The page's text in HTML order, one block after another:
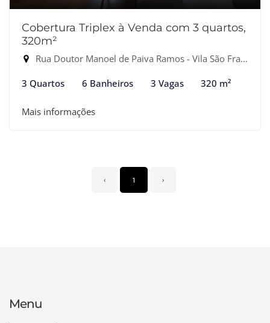
Cobertura Triplex à Venda com 3 quartos,
320m²
Rua Doutor Manoel de Paiva Ramos - Vila São Francisco, São Paulo-SP
3 Quartos 6 Banheiros 3 Vagas 320 m²
Mais informações
‹ 1 ›
Menu